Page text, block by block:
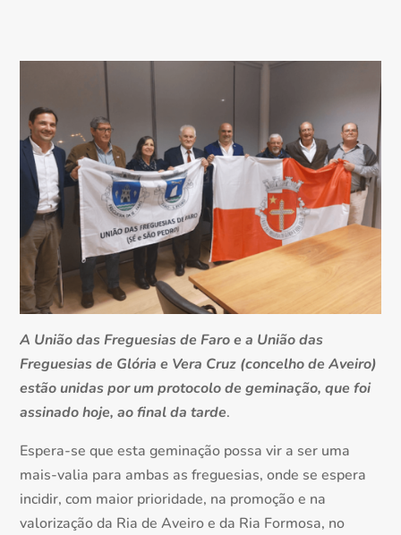
A União das Freguesias de Faro e a União das
Freguesias de Glória e Vera Cruz (concelho de Aveiro)
estão unidas por um protocolo de geminação, que foi
assinado hoje, ao final da tarde.
Espera-se que esta geminação possa vir a ser uma
mais-valia para ambas as freguesias, onde se espera
incidir, com maior prioridade, na promoção e na
valorização da Ria de Aveiro e da Ria Formosa, no